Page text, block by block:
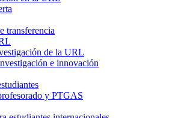
transferencia
de la URL
e innovación
y PTGAS